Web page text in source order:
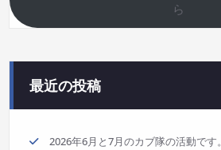
ら
最近の投稿
2026年6月と7月のカブ隊の活動です。